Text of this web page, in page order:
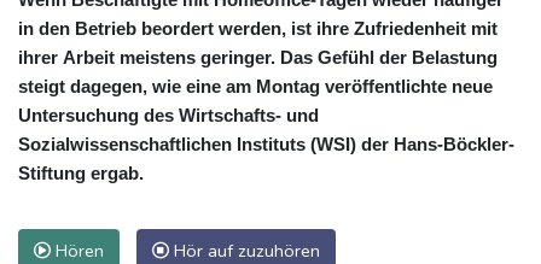
in den Betrieb beordert werden, ist ihre Zufriedenheit mit
ihrer Arbeit meistens geringer. Das Gefühl der Belastung
steigt dagegen, wie eine am Montag veröffentlichte neue
Untersuchung des Wirtschafts- und
Sozialwissenschaftlichen Instituts (WSI) der Hans-Böckler-
Stiftung ergab.
Hören Hör auf zuzuhören